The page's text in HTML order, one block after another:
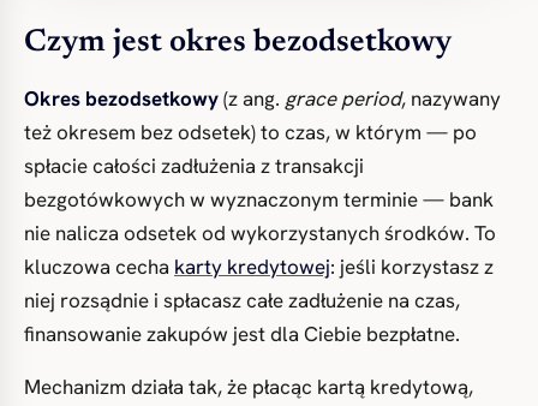
Czym jest okres bezodsetkowy
Okres bezodsetkowy(z ang. grace period, nazywany
też okresem bez odsetek) to czas, w którym — po
spłacie całości zadłużenia z transakcji
bezgotówkowych w wyznaczonym terminie — bank
nie nalicza odsetek od wykorzystanych środków. To
kluczowa cecha karty kredytowej: jeśli korzystasz z
niej rozsądnie i spłacasz całe zadłużenie na czas,
finansowanie zakupów jest dla Ciebie bezpłatne.
Mechanizm działa tak, że płacąc kartą kredytową,